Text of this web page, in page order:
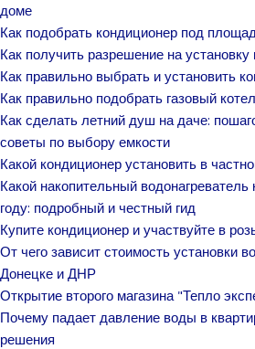
доме
Как подобрать кондиционер под
Как получить разрешение на
Как правильно выбрать и установить
Как правильно подобрать газовый котел
Как сделать летний душ на даче:
советы по выбору емкости
Какой кондиционер установить в
Какой накопительный
году: подробный и честный гид
Купите кондиционер и участвуйте в
От чего зависит стоимость установки
Донецке и ДНР
Открытие второго магазина "Тепло
Почему падает давление воды в
решения